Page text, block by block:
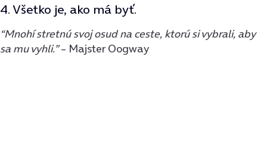
4. Všetko je, ako má byť.
“Mnohí stretnú svoj osud na ceste, ktorú si vybrali, aby
sa mu vyhli.”– Majster Oogway